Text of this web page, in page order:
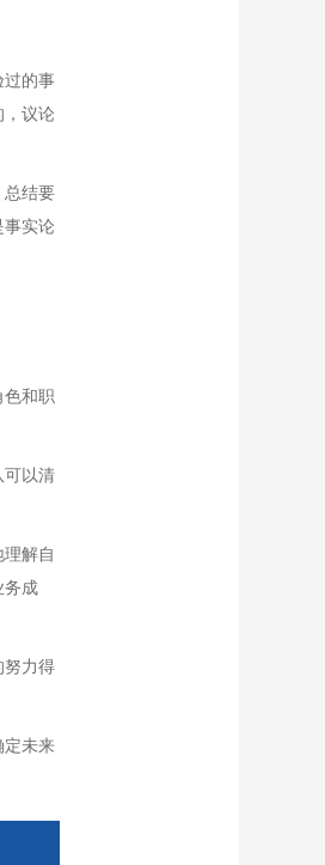
过的事
，议论
总结要
事实论
色和职
可以清
解自
务成
努力得
定未来